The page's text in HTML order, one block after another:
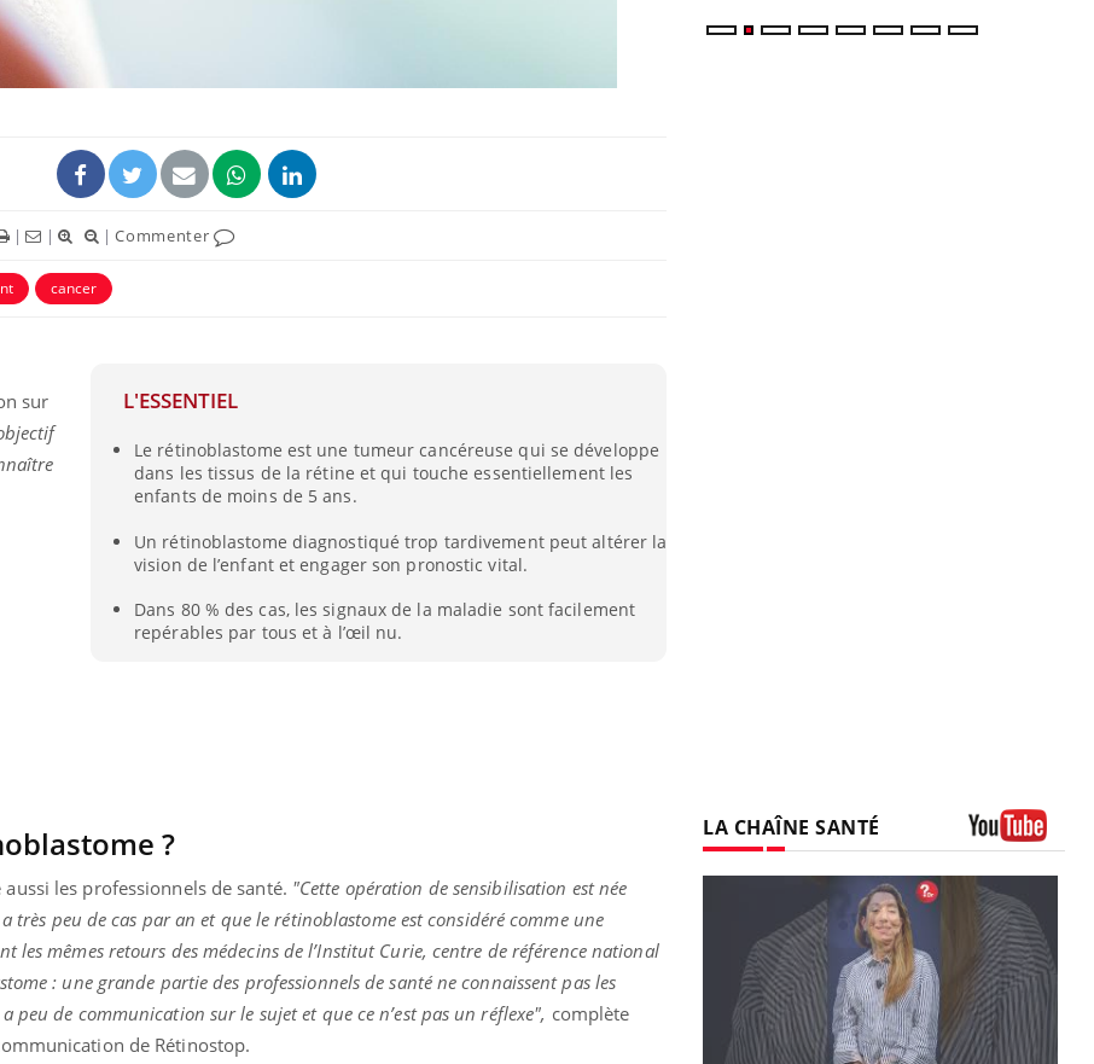
| | |Commenter
cancer
L'ESSENTIEL
Le rétinoblastome est une tumeur cancéreuse qui se développe
dans les tissus de la rétine et qui touche essentiellement les
enfants de moins de 5 ans.
Un rétinoblastome diagnostiqué trop tardivement peut altérer la
vision de l’enfant et engager son pronostic vital.
Dans 80 % des cas, les signaux de la maladie sont facilement
repérables par tous et à l’œil nu.
sur
?
les professionnels de santé. "Cette opération de sensibilisation est née
très peu de cas par an et que le rétinoblastome est considéré comme une
les mêmes retours des médecins de l’Institut Curie, centre de référence national
: une grande partie des professionnels de santé ne connaissent pas les
peu de communication sur le sujet et que ce n’est pas un réflexe", complète
de Rétinostop.
LA CHAÎNE SANTÉ